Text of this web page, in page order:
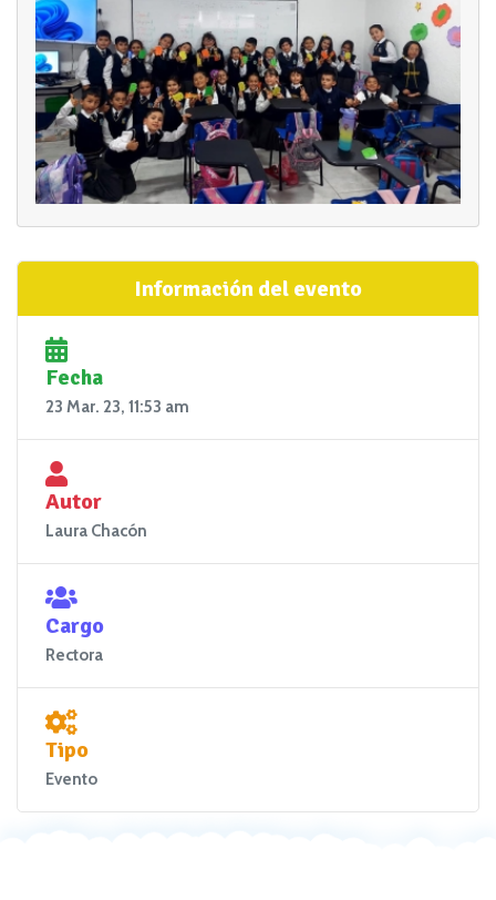
Información del evento
Fecha
23 Mar. 23, 11:53 am
Autor
Laura Chacón
Cargo
Rectora
Tipo
Evento